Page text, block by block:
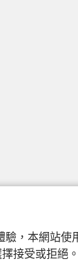
驗，本網站
接受或拒絕